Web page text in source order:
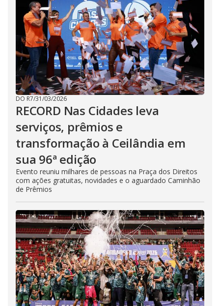
DO R7/31/03/2026
RECORD Nas Cidades leva
serviços, prêmios e
transformação à Ceilândia em
sua 96ª edição
Evento reuniu milhares de pessoas na Praça dos Direitos
com ações gratuitas, novidades e o aguardado Caminhão
de Prêmios